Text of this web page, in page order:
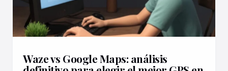
Waze vs Google Maps: análisis